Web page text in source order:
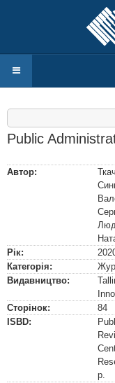
Public
Автор:
Рік:
Категорія:
Видавництво:
Сторінок:
84
ISBD:
p.